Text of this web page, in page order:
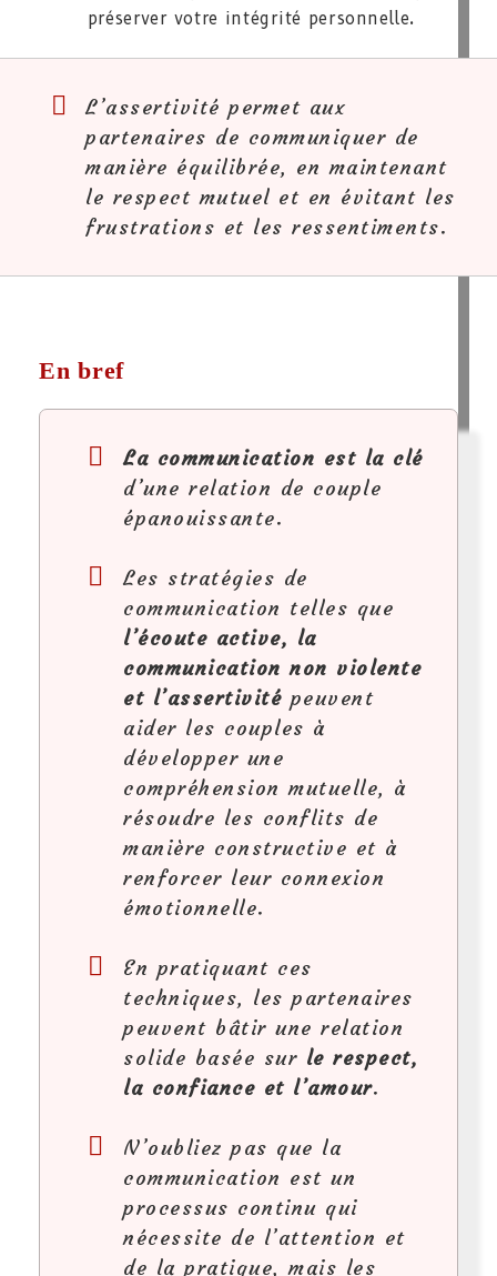
préserver votre intégrité personnelle.
L’assertivité permet aux
partenaires de communiquer de
manière équilibrée, en maintenant
le respect mutuel et en évitant les
frustrations et les ressentiments.
En bref
La communication est la clé
d’une relation de couple
épanouissante.
Les stratégies de
communication telles que
l’écoute active, la
communication non violente
et l’assertivité peuvent
aider les couples à
développer une
compréhension mutuelle, à
résoudre les conflits de
manière constructive et à
renforcer leur connexion
émotionnelle.
En pratiquant ces
techniques, les partenaires
peuvent bâtir une relation
solide basée sur le respect,
la confiance et l’amour.
N’oubliez pas que la
communication est un
processus continu qui
nécessite de l’attention et
de la pratique, mais les